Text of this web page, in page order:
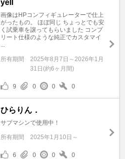
yell
画像はHPコンフィギュレーターで仕上
がったもの。 ほぼ同じ ちょっとでも安
く試乗車を譲ってもらいました コンプ
リート仕様のような純正でカスタマイ
所有期間
2025年8月7日～2026年1月
31日(約6ヶ月間)
9 0 0 0
ひらりん．
サブマシンで使用中！
所有期間 2025年1月10日～
6 0 0 0